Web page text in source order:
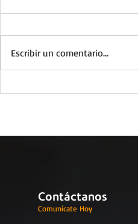
Escribir un comentario...
Contáctanos
Comunícate Hoy